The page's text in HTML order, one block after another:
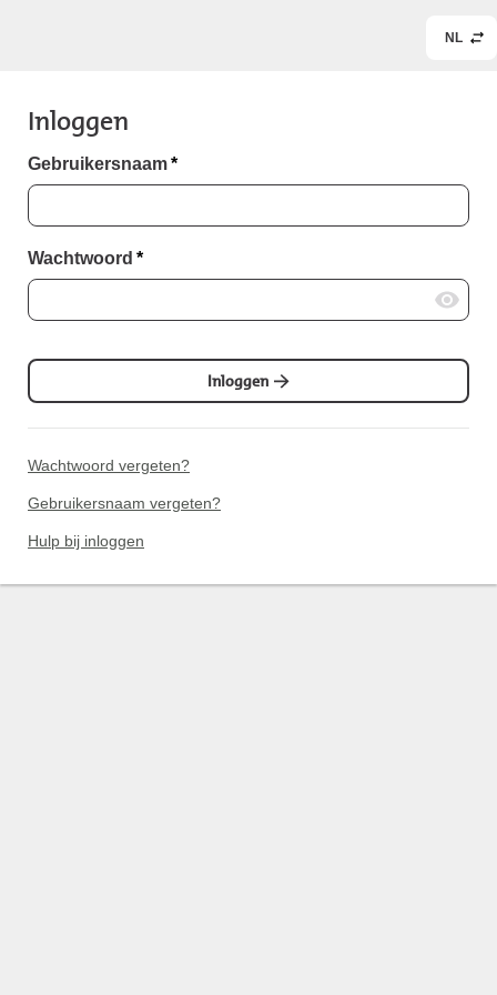
NL
Inloggen
Gebruikersnaam*
Wachtwoord *
Inloggen
Wachtwoord vergeten?
Gebruikersnaam vergeten?
Hulp bij inloggen